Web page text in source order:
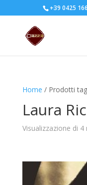
+39 0425
Home / Prodotti
Laura
Visualizzazione di 4